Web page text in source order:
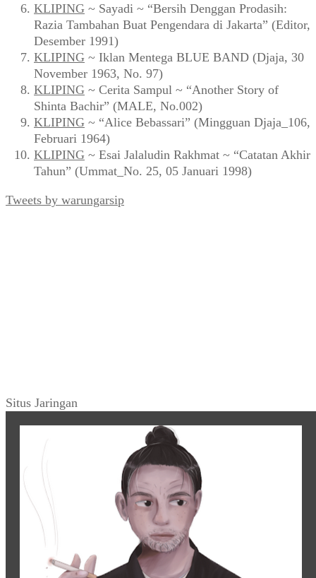
KLIPING ~ Sayadi ~ “Bersih Denggan Prodasih:
Razia Tambahan Buat Pengendara di Jakarta” (Editor,
Desember 1991)
KLIPING ~ Iklan Mentega BLUE BAND (Djaja, 30
November 1963, No. 97)
KLIPING ~ Cerita Sampul ~ “Another Story of
Shinta Bachir” (MALE, No.002)
KLIPING ~ “Alice Bebassari” (Mingguan Djaja_106,
Februari 1964)
KLIPING ~ Esai Jalaludin Rakhmat ~ “Catatan Akhir
Tahun” (Ummat_No. 25, 05 Januari 1998)
Tweets by warungarsip
Situs Jaringan